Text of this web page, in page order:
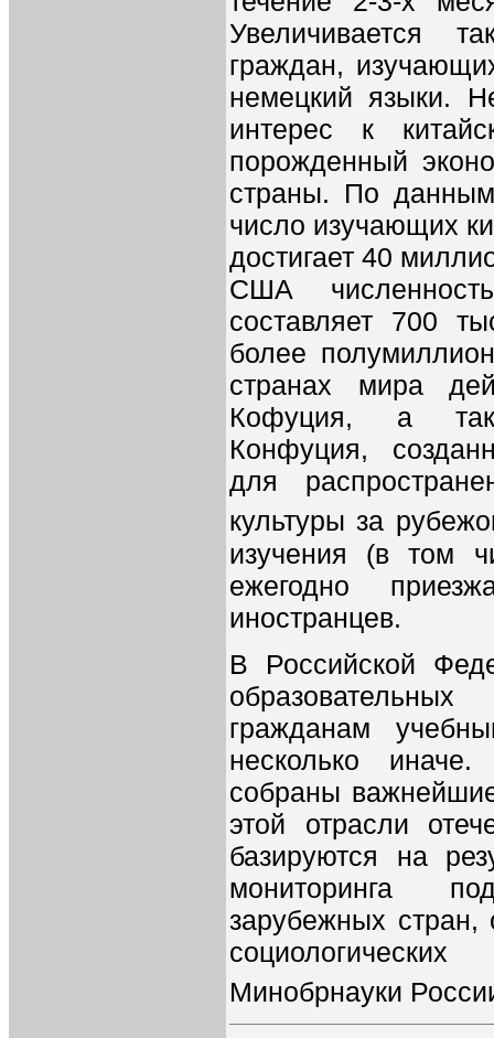
Увеличивается
граждан,
немецкий языки.
интерес к
порожденный
страны. По данным
число изучающих
достигает 40
США
составляет 700
более
странах мира
Кофуция, а
Конфуция,
для
культуры за
изучения (в том
ежегодно
иностранцев.
В Российской
гражданам
несколько
собраны
этой отрасли
базируются на
мониторинга
зарубежных стран,
Минобрнауки